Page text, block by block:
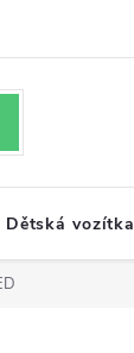
Dětská vozítka